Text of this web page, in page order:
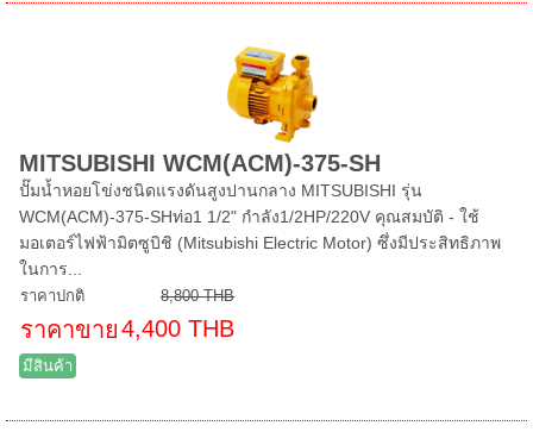
MITSUBISHI WCM(ACM)-375-SH
ปั๊มน้ำหอยโข่งชนิดแรงดันสูงปานกลาง MITSUBISHI รุ่น
WCM(ACM)-375-SHท่อ1 1/2" กำลัง1/2HP/220V คุณสมบัติ - ใช้
มอเตอร์ไฟฟ้ามิตซูบิชิ (Mitsubishi Electric Motor) ซึ่งมีประสิทธิภาพ
ในการ...
ราคาปกติ 8,800 THB
ราคาขาย4,400 THB
มีสินค้า